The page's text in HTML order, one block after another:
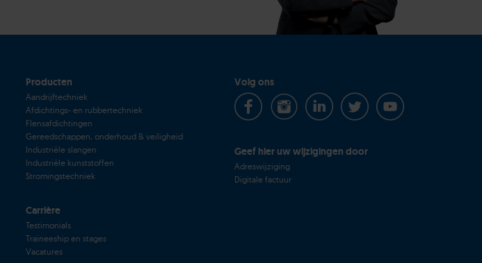
Producten
Aandrijftechniek
Afdichtings- en rubbertechniek
Flensafdichtingen
Gereedschappen, onderhoud & veiligheid
Industriële slangen
Industriële kunststoffen
Stromingstechniek
Carrière
Testimonials
Traineeship en stages
Vacatures
Volg ons
Geef hier uw wijzigingen door
Adreswijziging
Digitale factuur